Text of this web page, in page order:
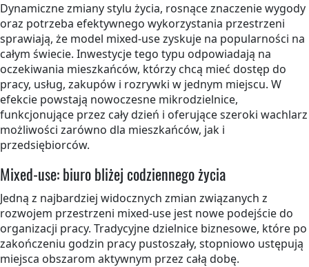
Dynamiczne zmiany stylu życia, rosnące znaczenie wygody
oraz potrzeba efektywnego wykorzystania przestrzeni
sprawiają, że model mixed-use zyskuje na popularności na
całym świecie. Inwestycje tego typu odpowiadają na
oczekiwania mieszkańców, którzy chcą mieć dostęp do
pracy, usług, zakupów i rozrywki w jednym miejscu. W
efekcie powstają nowoczesne mikrodzielnice,
funkcjonujące przez cały dzień i oferujące szeroki wachlarz
możliwości zarówno dla mieszkańców, jak i
przedsiębiorców.
Mixed-use: biuro bliżej codziennego życia
Jedną z najbardziej widocznych zmian związanych z
rozwojem przestrzeni mixed-use jest nowe podejście do
organizacji pracy. Tradycyjne dzielnice biznesowe, które po
zakończeniu godzin pracy pustoszały, stopniowo ustępują
miejsca obszarom aktywnym przez całą dobę.